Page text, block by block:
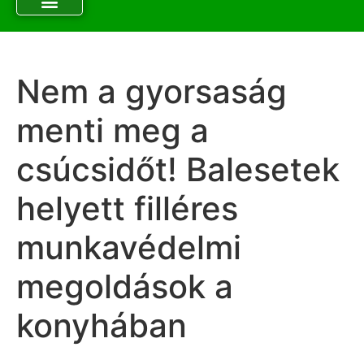
Nem a gyorsaság
menti meg a
csúcsidőt! Balesetek
helyett filléres
munkavédelmi
megoldások a
konyhában